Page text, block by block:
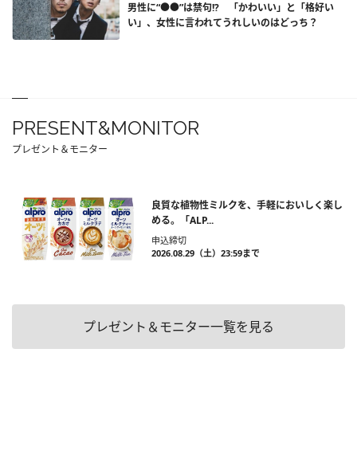
男性に“●●”は禁句!? 「かわいい」と「格好い
い」、女性に言われてうれしいのはどっち？
PRESENT&MONITOR
プレゼント＆モニター
良質な植物性ミルクを、手軽においしく楽し
める。「ALP...
申込締切
2026.08.29（土）23:59まで
プレゼント＆モニター一覧を見る